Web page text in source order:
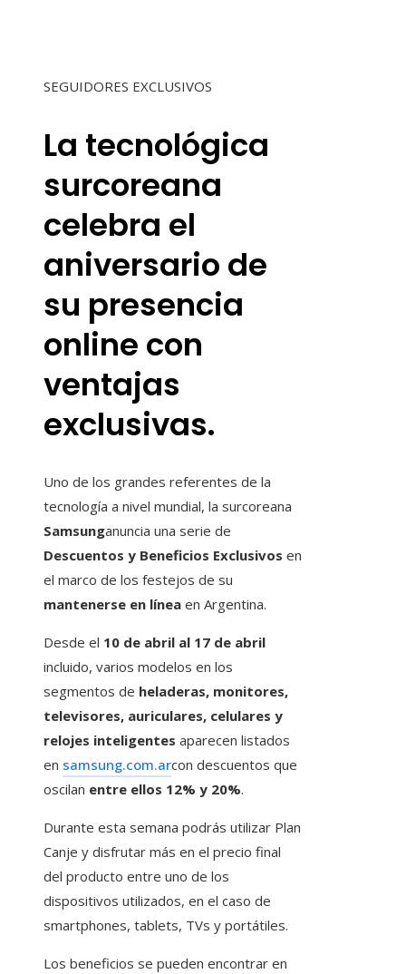
SEGUIDORES EXCLUSIVOS
La tecnológica
surcoreana
celebra el
aniversario de
su presencia
online con
ventajas
exclusivas.
Uno de los grandes referentes de la
tecnología a nivel mundial, la surcoreana
Samsunganuncia una serie de
Descuentos y Beneficios Exclusivos en
el marco de los festejos de su
mantenerse en línea en Argentina.
Desde el 10 de abril al 17 de abril
incluido, varios modelos en los
segmentos de heladeras, monitores,
televisores, auriculares, celulares y
relojes inteligentes aparecen listados
en samsung.com.arcon descuentos que
oscilan entre ellos 12% y 20%.
Durante esta semana podrás utilizar Plan
Canje y disfrutar más en el precio final
del producto entre uno de los
dispositivos utilizados, en el caso de
smartphones, tablets, TVs y portátiles.
Los beneficios se pueden encontrar en